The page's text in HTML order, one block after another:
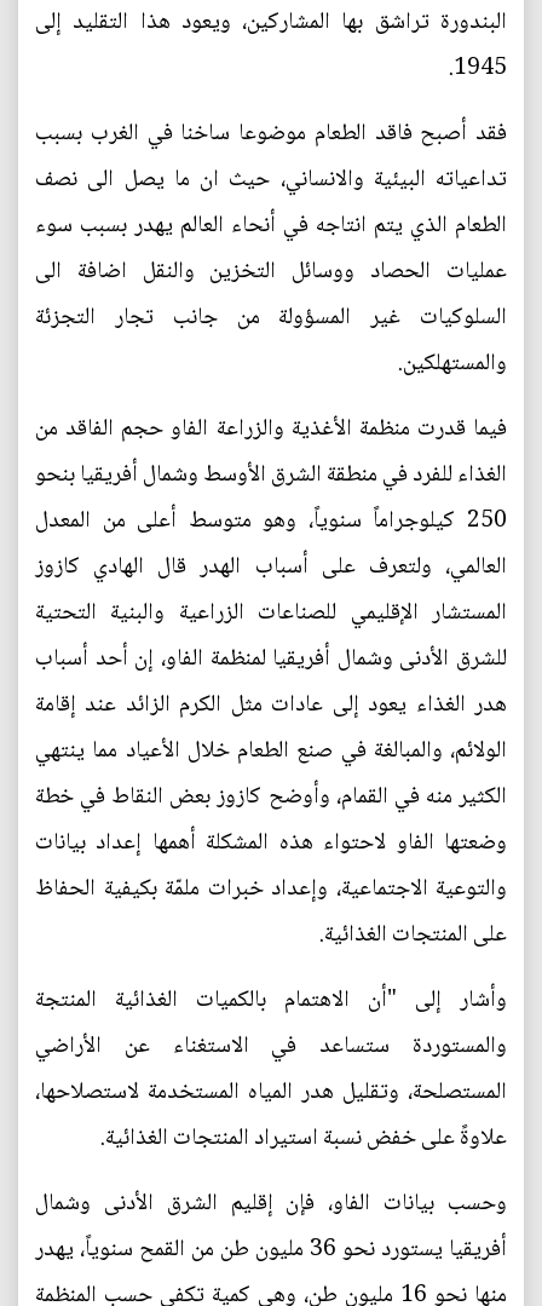
البندورة تراشق بها المشاركين، ويعود هذا التقليد إلى
1945.
فقد أصبح فاقد الطعام موضوعا ساخنا في الغرب بسبب
تداعياته البيئية والانساني، حيث ان ما يصل الى نصف
الطعام الذي يتم انتاجه في أنحاء العالم يهدر بسبب سوء
عمليات الحصاد ووسائل التخزين والنقل اضافة الى
السلوكيات غير المسؤولة من جانب تجار التجزئة
والمستهلكين.
فيما قدرت منظمة الأغذية والزراعة الفاو حجم الفاقد من
الغذاء للفرد في منطقة الشرق الأوسط وشمال أفريقيا بنحو
250 كيلوجراماً سنوياً، وهو متوسط أعلى من المعدل
العالمي، ولتعرف على أسباب الهدر قال الهادي كازوز
المستشار الإقليمي للصناعات الزراعية والبنية التحتية
للشرق الأدنى وشمال أفريقيا لمنظمة الفاو، إن أحد أسباب
هدر الغذاء يعود إلى عادات مثل الكرم الزائد عند إقامة
الولائم، والمبالغة في صنع الطعام خلال الأعياد مما ينتهي
الكثير منه في القمام، وأوضح كازوز بعض النقاط في خطة
وضعتها الفاو لاحتواء هذه المشكلة أهمها إعداد بيانات
والتوعية الاجتماعية، وإعداد خبرات ملمّة بكيفية الحفاظ
على المنتجات الغذائية.
وأشار إلى "أن الاهتمام بالكميات الغذائية المنتجة
والمستوردة ستساعد في الاستغناء عن الأراضي
المستصلحة، وتقليل هدر المياه المستخدمة لاستصلاحها،
علاوةً على خفض نسبة استيراد المنتجات الغذائية.
وحسب بيانات الفاو، فإن إقليم الشرق الأدنى وشمال
أفريقيا يستورد نحو 36 مليون طن من القمح سنوياً، يهدر
منها نحو 16 مليون طن، وهي كمية تكفي حسب المنظمة